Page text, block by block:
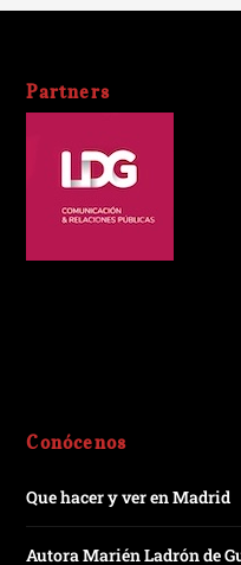
Partners
Conócenos
Que hacer y ver en Madrid
Autora Marién Ladrón de